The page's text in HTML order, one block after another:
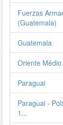
Fuerzas
(Guatemala)
Guatemala
Oriente Médio
Paraguai
Paraguai -
1...